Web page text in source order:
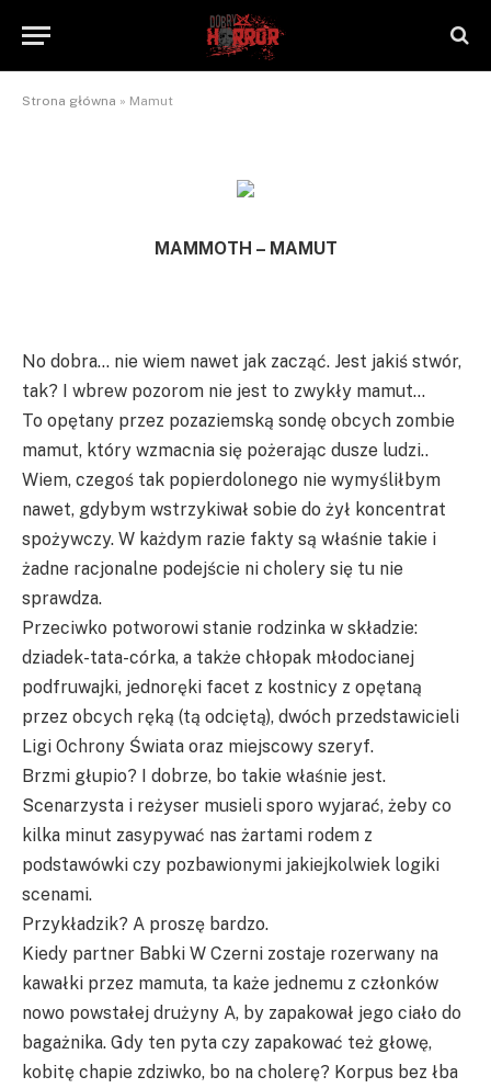
Strona główna » Mamut
NaTrzeźwoNieWarto
2014-01-08
MAMMOTH – MAMUT
No dobra… nie wiem nawet jak zacząć. Jest jakiś stwór,
tak? I wbrew pozorom nie jest to zwykły mamut…
To opętany przez pozaziemską sondę obcych zombie
mamut, który wzmacnia się pożerając dusze ludzi..
Wiem, czegoś tak popierdolonego nie wymyśliłbym
nawet, gdybym wstrzykiwał sobie do żył koncentrat
spożywczy. W każdym razie fakty są właśnie takie i
żadne racjonalne podejście ni cholery się tu nie
sprawdza.
Przeciwko potworowi stanie rodzinka w składzie:
dziadek-tata-córka, a także chłopak młodocianej
podfruwajki, jednoręki facet z kostnicy z opętaną
przez obcych ręką (tą odciętą), dwóch przedstawicieli
Ligi Ochrony Świata oraz miejscowy szeryf.
Brzmi głupio? I dobrze, bo takie właśnie jest.
Scenarzysta i reżyser musieli sporo wyjarać, żeby co
kilka minut zasypywać nas żartami rodem z
podstawówki czy pozbawionymi jakiejkolwiek logiki
scenami.
Przykładzik? A proszę bardzo.
Kiedy partner Babki W Czerni zostaje rozerwany na
kawałki przez mamuta, ta każe jednemu z członków
nowo powstałej drużyny A, by zapakował jego ciało do
bagażnika. Gdy ten pyta czy zapakować też głowę,
kobitę chapie zdziwko, bo na cholerę? Korpus bez łba